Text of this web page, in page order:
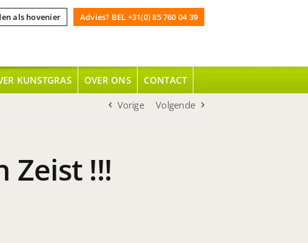
als hovenier Advies? BEL +31(0) 85 760 04 39
KUNSTGRAS OVER ONS CONTACT
Vorige Volgende
Zeist !!!